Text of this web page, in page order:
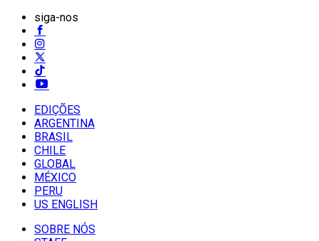
siga-nos
EDIÇÕES
ARGENTINA
BRASIL
CHILE
GLOBAL
MÉXICO
PERU
US ENGLISH
SOBRE NÓS